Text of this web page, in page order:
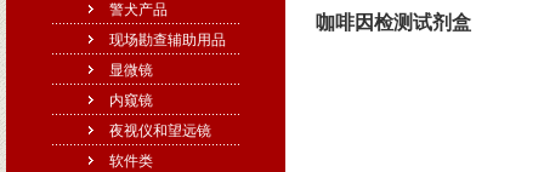
警犬产品
现场勘查辅助用品
显微镜
内窥镜
夜视仪和望远镜
软件类
咖啡因检测试剂盒